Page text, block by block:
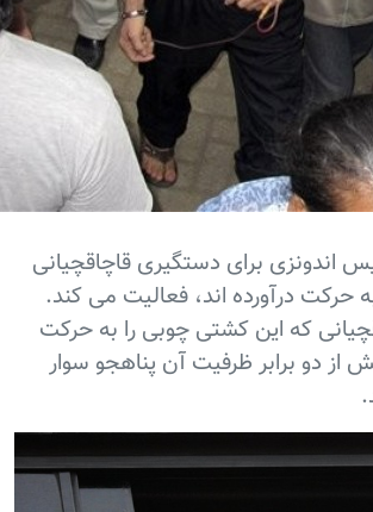
برای دستگیری قاچاقچیانی
درآورده اند، فعالیت می کند.
که این کشتی چوبی را به حرکت
دو برابر ظرفیت آن پناهجو سوار